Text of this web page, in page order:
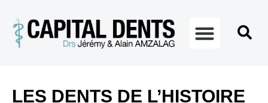
LES DENTS DE L’HISTOIRE